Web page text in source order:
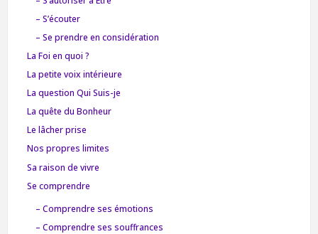
– S’écouter
– Se prendre en considération
La Foi en quoi ?
La petite voix intérieure
La question Qui Suis-je
La quête du Bonheur
Le lâcher prise
Nos propres limites
Sa raison de vivre
Se comprendre
– Comprendre ses émotions
– Comprendre ses souffrances